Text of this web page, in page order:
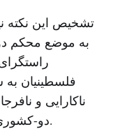
تشخیص این نکته
به موضع محکم
فلسطینیان به
ناکارایی و
دو-کشوری اسراییل و فلسطین حس می شود.